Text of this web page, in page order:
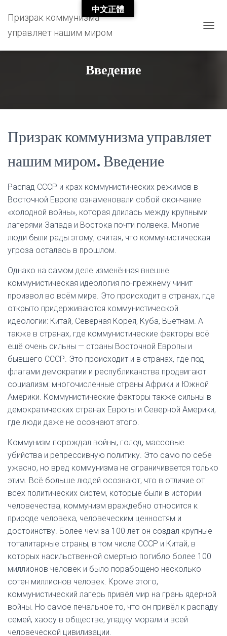
Призрак коммунизма
управляет нашим миром
G
V
A
Введение
Призрак коммунизма управляет
нашим миром. Введение
Распад СССР и крах коммунистических режимов в
Восточной Европе ознаменовали собой окончание
«холодной войны», которая длилась между крупными
лагерями Запада и Востока почти полвека. Многие
люди были рады этому, считая, что коммунистическая
угроза осталась в прошлом.
Однако на самом деле изменённая внешне
коммунистическая идеология по-прежнему чинит
произвол во всём мире. Это происходит в странах, где
открыто придерживаются коммунистической
идеологии: Китай, Северная Корея, Куба, Вьетнам. А
также в странах, где коммунистические факторы всё
ещё очень сильны — страны Восточной Европы и
бывшего СССР. Это происходит и в странах, где под
флагами демократии и республиканства продвигают
социализм: многочисленные страны Африки и Южной
Америки. Коммунистические факторы также сильны в
демократических странах Европы и Северной Америки,
где люди даже не осознают этого.
Коммунизм порождал войны, голод, массовые
убийства и репрессивную политику. Это само по себе
ужасно, но вред коммунизма не ограничивается только
этим. Всё больше людей осознают, что в отличие от
всех политических систем, которые были в истории
человечества, коммунизм враждебно относится к
природе человека, человеческим ценностям и
достоинству. Более чем за 100 лет он создал крупные
тоталитарные страны, в том числе СССР и Китай, в
которых насильственной смертью погибло более 100
миллионов человек и было порабощено несколько
сотен миллионов человек. Кроме этого,
коммунистический лагерь привёл мир на грань ядерной
войны. Но самое печальное то, что он привёл к распаду
семей, хаосу в обществе, упадку морали и всей
человеческой цивилизации.
中文正體